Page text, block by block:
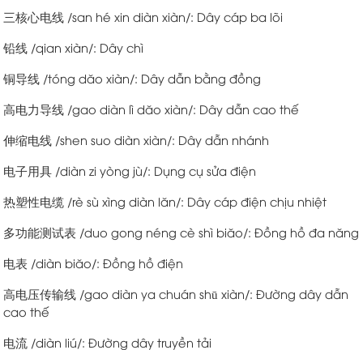
三核心电线 /san hé xin diàn xiàn/: Dây cáp ba lõi
铅线 /qian xiàn/: Dây chì
铜导线 /tóng dăo xiàn/: Dây dẫn bằng đồng
高电力导线 /gao diàn lì dăo xiàn/: Dây dẫn cao thế
伸缩电线 /shen suo diàn xiàn/: Dây dẫn nhánh
电子用具 /diàn zi yòng jù/: Dụng cụ sửa điện
热塑性电缆 /rè sù xìng diàn lăn/: Dây cáp điện chịu nhiệt
多功能测试表 /duo gong néng cè shì biăo/: Đồng hồ đa năng
电表 /diàn biăo/: Đồng hồ điện
高电压传输线 /gao diàn ya chuán shū xiàn/: Đường dây dẫn
cao thế
电流 /diàn liú/: Đường dây truyền tải